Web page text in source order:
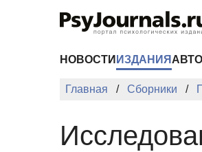
НОВОСТИ ИЗДАНИЯ
Главная Сборники